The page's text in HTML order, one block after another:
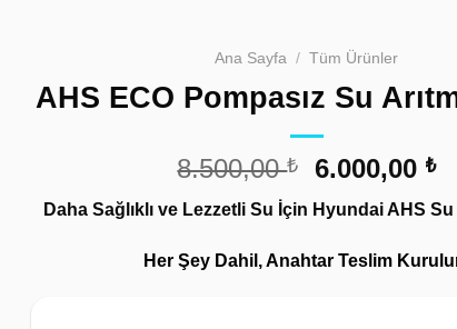
Ana Sayfa / Tüm Ürünler
AHS ECO Pompasız Su
8.500,00₺
Orijinal
8.500,00 ₺.
6.000,00 ₺Şu
Daha Sağlıklı ve Lezzetli Su İçin Hyundai AHS Su
Her Şey Dahil, Anahtar Teslim